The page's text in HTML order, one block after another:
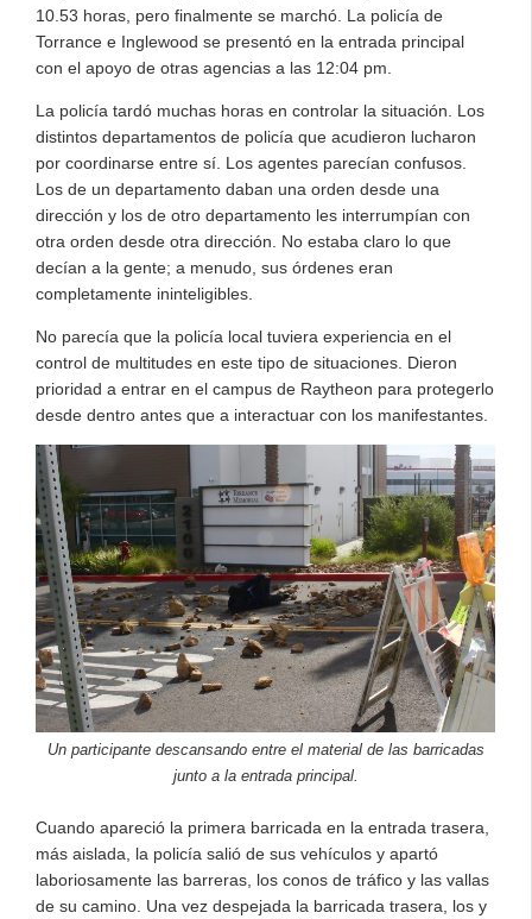
10.53 horas, pero finalmente se marchó. La policía de
Torrance e Inglewood se presentó en la entrada principal
con el apoyo de otras agencias a las 12:04 pm.
La policía tardó muchas horas en controlar la situación. Los
distintos departamentos de policía que acudieron lucharon
por coordinarse entre sí. Los agentes parecían confusos.
Los de un departamento daban una orden desde una
dirección y los de otro departamento les interrumpían con
otra orden desde otra dirección. No estaba claro lo que
decían a la gente; a menudo, sus órdenes eran
completamente ininteligibles.
No parecía que la policía local tuviera experiencia en el
control de multitudes en este tipo de situaciones. Dieron
prioridad a entrar en el campus de Raytheon para protegerlo
desde dentro antes que a interactuar con los manifestantes.
Un participante descansando entre el material de las barricadas
junto a la entrada principal.
Cuando apareció la primera barricada en la entrada trasera,
más aislada, la policía salió de sus vehículos y apartó
laboriosamente las barreras, los conos de tráfico y las vallas
de su camino. Una vez despejada la barricada trasera, los y